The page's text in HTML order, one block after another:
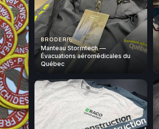
BRODERIE
Manteau Stormtech —
Évacuations aéromédicales du
Québec